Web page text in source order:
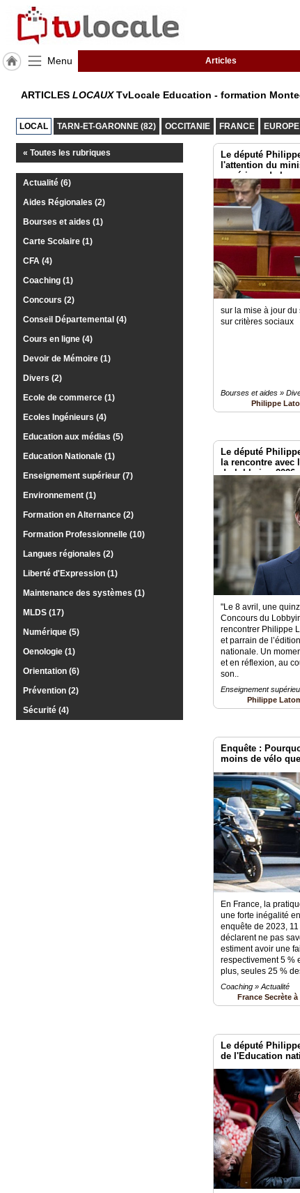
Menu Articles
ACCUEIL
Montech
TvLocale
France
RUBRIQUES
Agenda
Gazette
Médias
groupe
Prémium
Inscription
annuaire
éditeur
ARTICLES LOCAUXTvLocale Education - formation
LOCAL TARN-ET-GARONNE (82) OCCITANIE FRANCE EUROPE
« Toutes les rubriques
Actualité (6)
Aides Régionales (2)
Bourses et aides (1)
Carte Scolaire (1)
CFA (4)
Coaching (1)
Concours (2)
Conseil Départemental (4)
Cours en ligne (4)
Devoir de Mémoire (1)
Divers (2)
Ecole de commerce (1)
Ecoles Ingénieurs (4)
Education aux médias (5)
Education Nationale (1)
Enseignement supérieur (7)
Environnement (1)
Formation en Alternance (2)
Formation Professionnelle (10)
Langues régionales (2)
Liberté d'Expression (1)
Maintenance des systèmes (1)
MLDS (17)
Numérique (5)
Oenologie (1)
Orientation (6)
Prévention (2)
Sécurité (4)
Le député
l'attention du
supérieur, de la
sur la mise à jour
sur critères sociaux
Bourses et aides »
Philippe
Le député
la rencontre avec
du lobbying 2026
"Le 8 avril, une
Concours du
rencontrer Philippe
et parrain de
nationale. Un
et en réflexion, au
son..
Enseignement
Philippe
Enquête :
moins de vélo
En France, la
une forte inégalité
enquête de 2023,
déclarent ne pas
estiment avoir une
respectivement 5 %
plus, seules 25 %
Coaching » Actualité
France Secrète à
Le député
de l'Education